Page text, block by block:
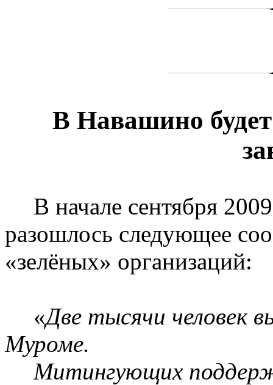
В Навашино
В начале сентября
разошлось следующее
«зелёных» организаций:
«Две тысячи человек
Муроме.
Митингующих